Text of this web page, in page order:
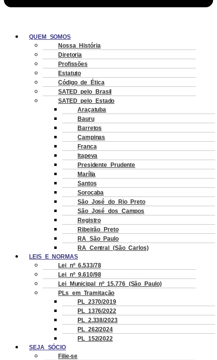
QUEM SOMOS
Nossa História
Diretoria
Profissões
Estatuto
Código de Ética
SATED pelo Brasil
SATED pelo Estado
Araçatuba
Bauru
Barretos
Campinas
Franca
Itapeva
Presidente Prudente
Marília
Santos
Sorocaba
São José do Rio Preto
São José dos Campos
Registro
Ribeirão Preto
RA São Paulo
RA Central (São Carlos)
LEIS E NORMAS
Lei nº 6.533/78
Lei nº 9.610/98
Lei Municipal nº 15.776 (São Paulo)
PLs em Tramitação
PL 2370/2019
PL 1376/2022
PL 2.338/2023
PL 262/2024
PL 152/2022
SEJA SÓCIO
Filie-se